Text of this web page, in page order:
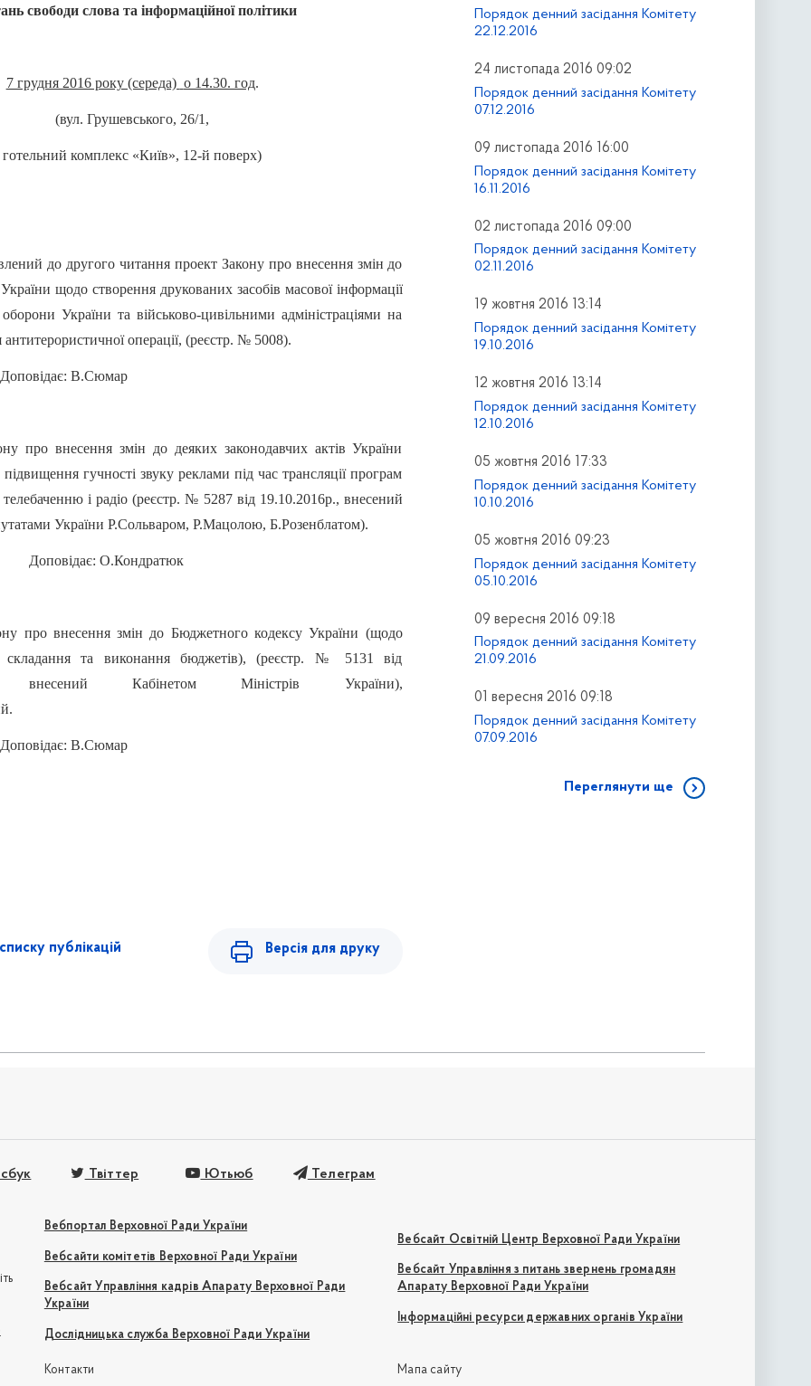
свободи слова та інформаційної політики
7 грудня 2016 року (середа) о 14.30. год.
(вул. Грушевського, 26/1,
готельний комплекс «Київ», 12-й поверх)
до другого читання проект Закону про внесення змін до
щодо створення друкованих засобів масової інформації
України та військово-цивільними адміністраціями на
операції, (реєстр. № 5008).
Доповідає: В.Сюмар
про внесення змін до деяких законодавчих актів України
гучності звуку реклами під час трансляції програм
і радіо (реєстр. № 5287 від 19.10.2016р., внесений
України Р.Сольваром, Р.Мацолою, Б.Розенблатом).
Доповідає: О.Кондратюк
про внесення змін до Бюджетного кодексу України (щодо
складання та виконання бюджетів), (реєстр. № 5131 від
внесений Кабінетом Міністрів України),
Доповідає: В.Сюмар
публікацій Версія для друку
Порядок денний засідання Комітету
22.12.2016
24 листопада 2016 09:02
Порядок денний засідання Комітету
07.12.2016
09 листопада 2016 16:00
Порядок денний засідання Комітету
16.11.2016
02 листопада 2016 09:00
Порядок денний засідання Комітету
02.11.2016
19 жовтня 2016 13:14
Порядок денний засідання Комітету
19.10.2016
12 жовтня 2016 13:14
Порядок денний засідання Комітету
12.10.2016
05 жовтня 2016 17:33
Порядок денний засідання Комітету
10.10.2016
05 жовтня 2016 09:23
Порядок денний засідання Комітету
05.10.2016
09 вересня 2016 09:18
Порядок денний засідання Комітету
21.09.2016
01 вересня 2016 09:18
Порядок денний засідання Комітету
07.09.2016
Переглянути ще
Твіттер Ютьюб Телеграм
Вебпортал Верховної Ради України
Вебсайти комітетів Верховної Ради України
Вебсайт Управління кадрів Апарату Верховної Ради
України
Дослідницька служба Верховної Ради України
Вебсайт Освітній Центр Верховної Ради України
Вебсайт Управління з питань звернень громадян
Апарату Верховної Ради України
Інформаційні ресурси державних органів України
Контакти Мапа сайту